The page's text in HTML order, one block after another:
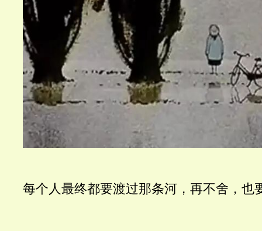
每个人最终都要渡过那条河，再不舍，也